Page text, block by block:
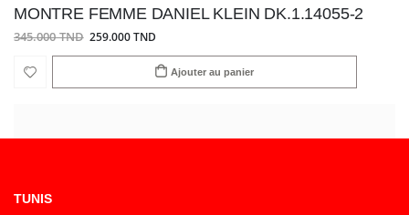
MONTRE FEMME DANIEL KLEIN DK.1.14055-2
345.000 TND 259.000 TND
Ajouter au panier
TUNIS